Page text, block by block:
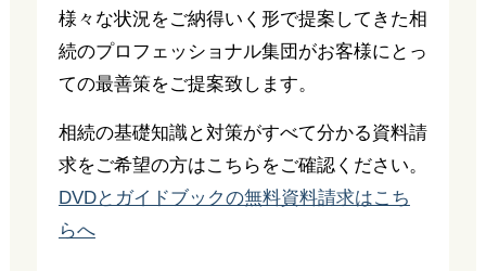
様々な状況をご納得いく形で提案してきた相
続のプロフェッショナル集団がお客様にとっ
ての最善策をご提案致します。
相続の基礎知識と対策がすべて分かる資料請
求をご希望の方はこちらをご確認ください。
DVDとガイドブックの無料資料請求はこち
らへ